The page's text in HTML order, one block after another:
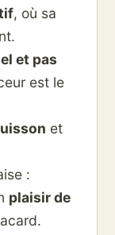
, où sa
et pas
est le
et
:
plaisir de